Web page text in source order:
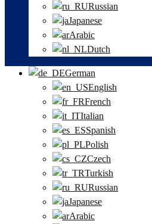
Russian
Japanese
Arabic
Dutch
German
English
French
Italian
Spanish
Polish
Czech
Turkish
Russian
Japanese
Arabic